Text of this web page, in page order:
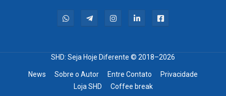
SHD: Seja Hoje Diferente © 2018–2026
News Sobre o Autor Entre Contato
Privacidade
Loja SHD
Coffee break